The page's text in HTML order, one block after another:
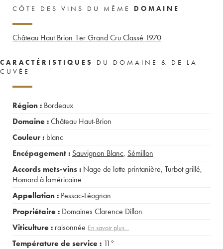
CÔTE DES VINS DU MÊME DOMAINE
Château Haut Brion 1er Grand Cru Classé 1970
CARACTÉRISTIQUES
DU DOMAINE & DE LA
CUVÉE
Région : Bordeaux
Domaine :Château Haut-Brion
Couleur : blanc
Encépagement : Sauvignon Blanc, Sémillon
Accords mets-vins : Nage de lotte printanière, Turbot grillé,
Homard à laméricaine
Appellation : Pessac-Léognan
Propriétaire : Domaines Clarence Dillon
Viticulture : raisonnée En savoir plus...
Température de service : 11°